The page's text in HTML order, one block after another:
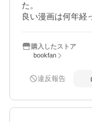
た。
良い漫画は何年経
購入したストア
bookfan
違反報告